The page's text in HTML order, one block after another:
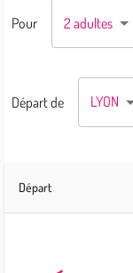
Pour 2 adultes
Départde LYON
Départ